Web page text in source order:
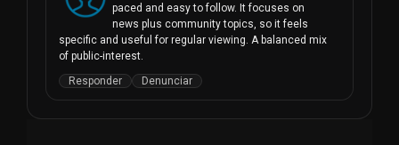
paced and easy to follow. It focuses on
news plus community topics, so it feels
specific and useful for regular viewing. A balanced mix
of public-interest.
Responder
Denunciar